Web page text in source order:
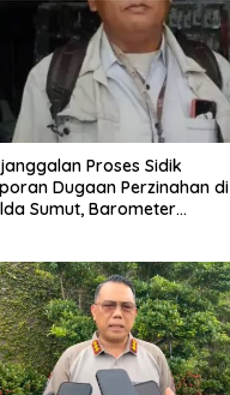
Proses Sidik
Dugaan Perzinahan di
Sumut, Barometer